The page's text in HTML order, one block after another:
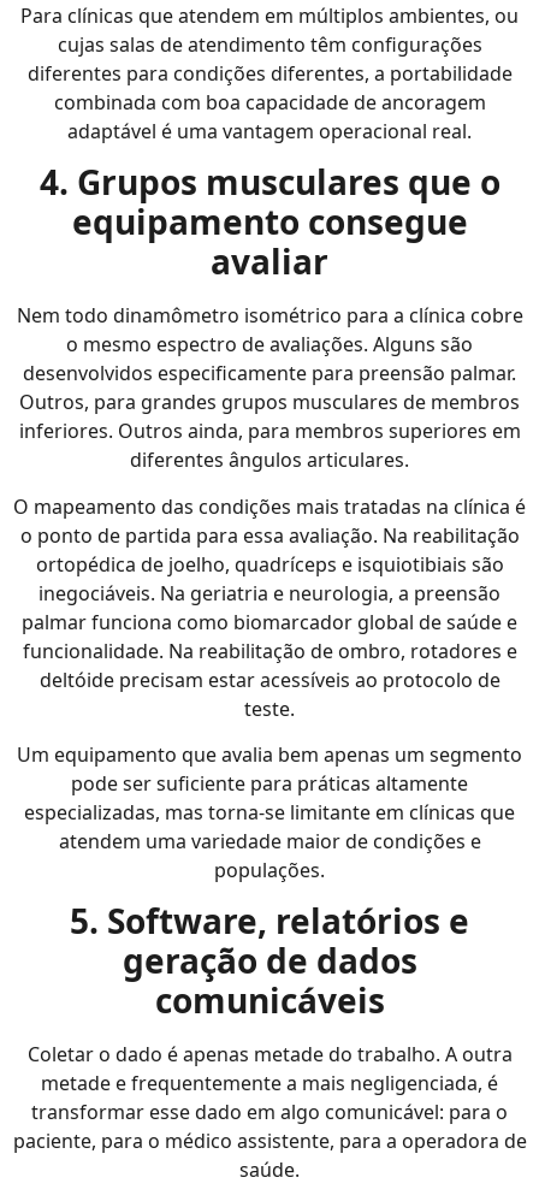
Para clínicas que atendem em múltiplos ambientes, ou
cujas salas de atendimento têm configurações
diferentes para condições diferentes, a portabilidade
combinada com boa capacidade de ancoragem
adaptável é uma vantagem operacional real.
4. Grupos musculares que o
equipamento consegue
avaliar
Nem todo dinamômetro isométrico para a clínica cobre
o mesmo espectro de avaliações. Alguns são
desenvolvidos especificamente para preensão palmar.
Outros, para grandes grupos musculares de membros
inferiores. Outros ainda, para membros superiores em
diferentes ângulos articulares.
O mapeamento das condições mais tratadas na clínica é
o ponto de partida para essa avaliação. Na reabilitação
ortopédica de joelho, quadríceps e isquiotibiais são
inegociáveis. Na geriatria e neurologia, a preensão
palmar funciona como biomarcador global de saúde e
funcionalidade. Na reabilitação de ombro, rotadores e
deltóide precisam estar acessíveis ao protocolo de
teste.
Um equipamento que avalia bem apenas um segmento
pode ser suficiente para práticas altamente
especializadas, mas torna-se limitante em clínicas que
atendem uma variedade maior de condições e
populações.
5. Software, relatórios e
geração de dados
comunicáveis
Coletar o dado é apenas metade do trabalho. A outra
metade e frequentemente a mais negligenciada, é
transformar esse dado em algo comunicável: para o
paciente, para o médico assistente, para a operadora de
saúde.